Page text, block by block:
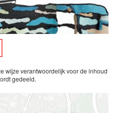
wijze verantwoordelijk voor de inhoud
gedeeld.